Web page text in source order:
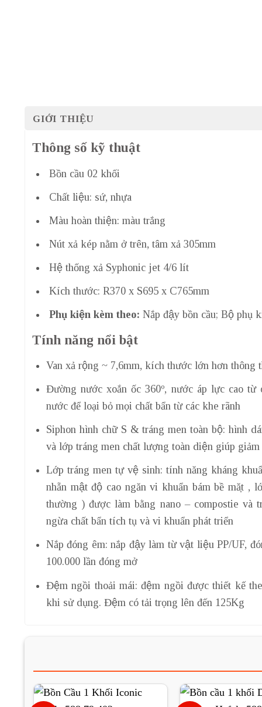
GIỚI THIỆU
Thông số kỹ thuật
Bồn cầu 02 khối
Chất liệu: sứ, nhựa
Màu hoàn thiện: màu trắng
Nút xả kép nằm ở trên, tâm xả 305mm
Hệ thống xả Syphonic jet 4/6 lít
Kích thước: R370 x S695 x C765mm
Phụ kiện kèm theo: Nắp đậy bồn cầu; Bộ phụ
Tính năng nổi bật
Van xả rộng ~ 7,6mm, kích thước lớn hơn thông
Đường nước xoắn ốc 360º, nước áp lực cao từ
nước để loại bỏ mọi chất bẩn từ các khe rãnh
Siphon hình chữ S & tráng men toàn bộ: hình
và lớp tráng men chất lượng toàn diện giúp
Lớp tráng men tự vệ sinh: tính năng kháng
nhẵn mật độ cao ngăn vi khuẩn bám bề mặt ,
thường ) được làm bằng nano – compostie và
ngừa chất bẩn tích tụ và vi khuẩn phát triển
Nắp đóng êm: nắp đậy làm từ vật liệu PP/UF,
100.000 lần đóng mở
Đệm ngồi thoải mái: đệm ngồi được thiết kế
khi sử dụng. Đệm có tải trọng lên đến 125Kg